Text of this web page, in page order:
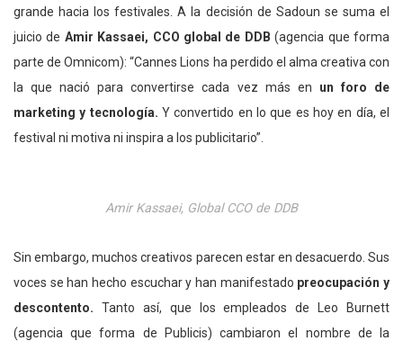
grande hacia los festivales. A la decisión de Sadoun se suma el
juicio de Amir Kassaei, CCO global de DDB (agencia que forma
parte de Omnicom): “Cannes Lions ha perdido el alma creativa con
la que nació para convertirse cada vez más en un foro de
marketing y tecnología. Y convertido en lo que es hoy en día, el
festival ni motiva ni inspira a los publicitario”.
Amir Kassaei, Global CCO de DDB
Sin embargo, muchos creativos parecen estar en desacuerdo. Sus
voces se han hecho escuchar y han manifestado preocupación y
descontento. Tanto así, que los empleados de Leo Burnett
(agencia que forma de Publicis) cambiaron el nombre de la